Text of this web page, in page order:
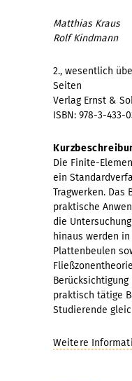
Matthias Kraus
Rolf Kindmann
2., wesentlich
Seiten
Verlag Ernst &
ISBN: 978-3-433-
Die Finite-
ein
Tragwerken. Das
praktische
die
hinaus werden
Plattenbeulen
praktisch tätige
Studierende
Weitere